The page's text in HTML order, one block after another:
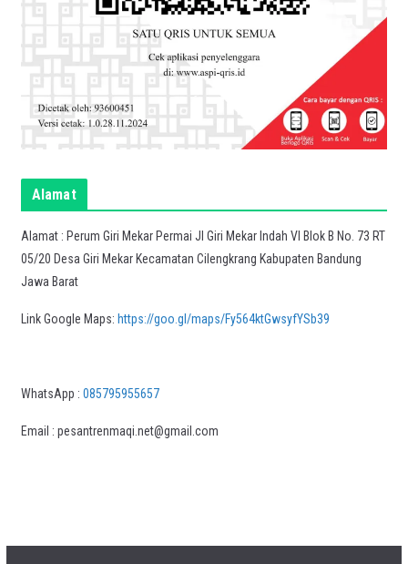
Alamat
Alamat : Perum Giri Mekar Permai Jl Giri Mekar Indah VI Blok B No. 73 RT
05/20 Desa Giri Mekar Kecamatan Cilengkrang Kabupaten Bandung
Jawa Barat
Link Google Maps: https://goo.gl/maps/Fy564ktGwsyfYSb39
WhatsApp : 085795955657
Email : pesantrenmaqi.net@gmail.com